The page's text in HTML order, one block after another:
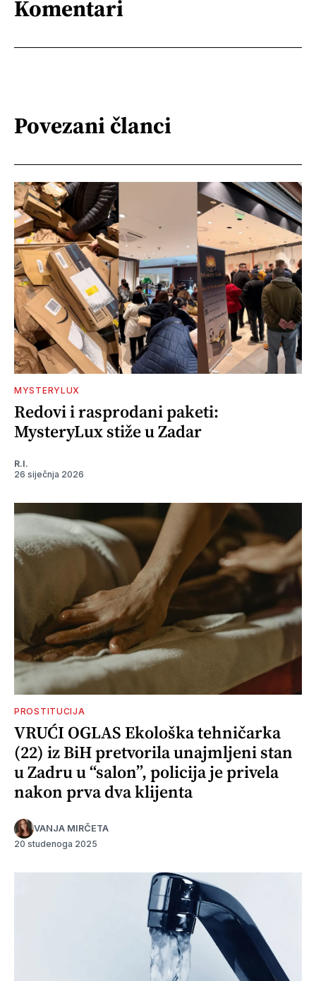
Komentari
Povezani članci
MYSTERYLUX
Redovi i rasprodani paketi:
MysteryLux stiže u Zadar
R.I.
26 siječnja 2026
PROSTITUCIJA
VRUĆI OGLAS Ekološka tehničarka
(22) iz BiH pretvorila unajmljeni stan
u Zadru u “salon”, policija je privela
nakon prva dva klijenta
VANJA MIRČETA
20 studenoga 2025